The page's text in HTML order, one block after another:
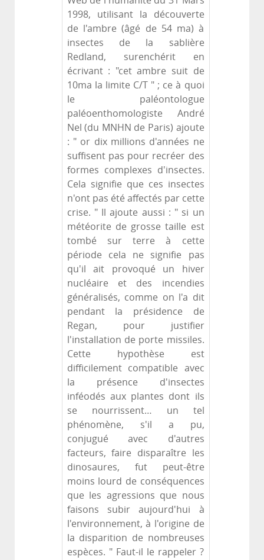
1998, utilisant la découverte
de l'ambre (âgé de 54 ma) à
insectes de la sablière
Redland, surenchérit en
écrivant : "cet ambre suit de
10ma la limite C/T " ; ce à quoi
le paléontologue
paléoenthomologiste André
Nel (du MNHN de Paris) ajoute
: " or dix millions d'années ne
suffisent pas pour recréer des
formes complexes d'insectes.
Cela signifie que ces insectes
n'ont pas été affectés par cette
crise. " Il ajoute aussi : " si un
météorite de grosse taille est
tombé sur terre à cette
période cela ne signifie pas
qu'il ait provoqué un hiver
nucléaire et des incendies
généralisés, comme on l'a dit
pendant la présidence de
Regan, pour justifier
l'installation de porte missiles.
Cette hypothèse est
difficilement compatible avec
la présence d'insectes
inféodés aux plantes dont ils
se nourrissent… un tel
phénomène, s'il a pu,
conjugué avec d'autres
facteurs, faire disparaître les
dinosaures, fut peut-être
moins lourd de conséquences
que les agressions que nous
faisons subir aujourd'hui à
l'environnement, à l'origine de
la disparition de nombreuses
espèces. " Faut-il le rappeler ?